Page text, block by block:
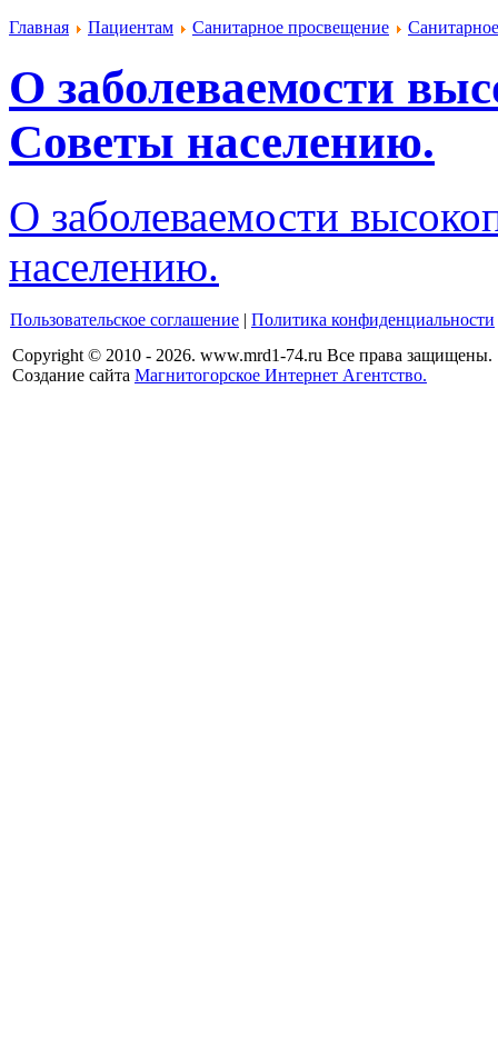
Главная Пациентам Санитарное просвещение
О заболеваемости
Советы населению.
О заболеваемости
населению.
Пользовательское соглашение | Политика конфиденциальности
Copyright © 2010 - 2026. www.mrd1-74.ru Все права защищены.
Создание сайта Магнитогорское Интернет Агентство.